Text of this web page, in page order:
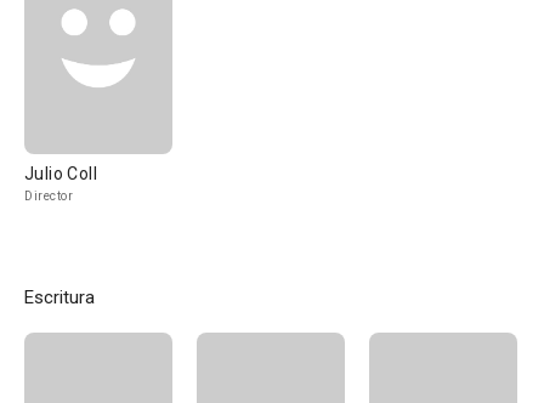
Julio Coll
Director
Escritura